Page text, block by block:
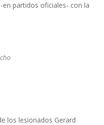
partidos oficiales- con la
los lesionados Gerard